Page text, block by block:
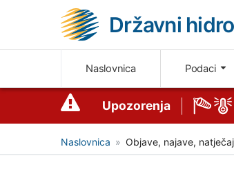
Državni
Naslovnica Podaci
Upozorenja
Naslovnica Objave, najave,